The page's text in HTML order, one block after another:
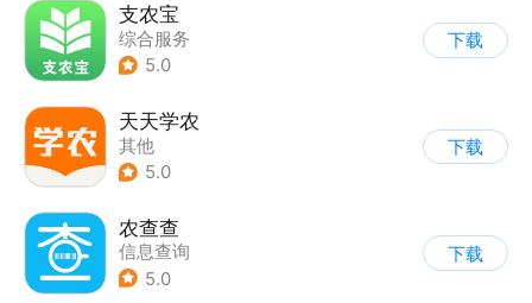
支农宝
综合服务
5.0
下载
天天学农
其他
5.0
下载
农查查
信息查询
5.0
下载